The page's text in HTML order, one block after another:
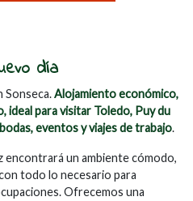
día
Sonseca.Alojamiento económico,
ideal para visitar Toledo, Puy du
eventos y viajes de trabajo.
encontrará un ambiente cómodo,
todo lo necesario para
Ofrecemos una